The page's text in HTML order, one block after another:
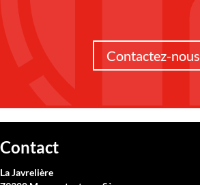
Contactez-nous
Contact
La Javrelière